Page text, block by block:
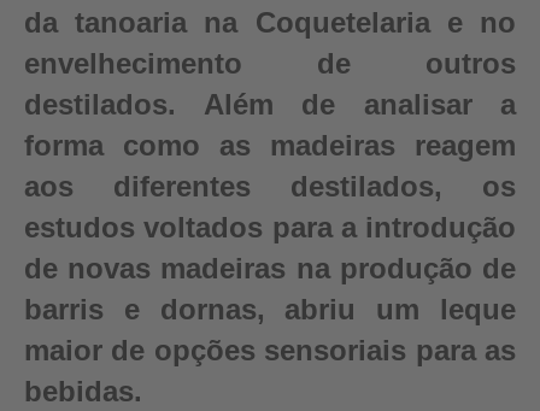
da tanoaria na Coquetelaria e no
envelhecimento de outros
destilados. Além de analisar a
forma como as madeiras reagem
aos diferentes destilados, os
estudos voltados para a introdução
de novas madeiras na produção de
barris e dornas, abriu um leque
maior de opções sensoriais para as
bebidas.